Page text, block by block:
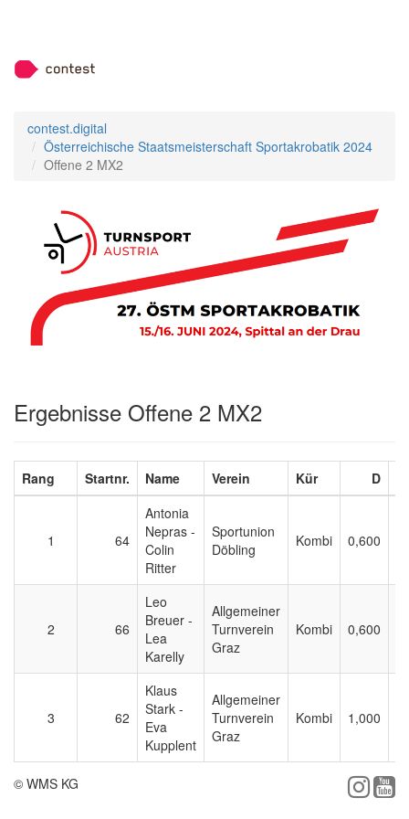
contest.digital
Österreichische Staatsmeisterschaft Sportakrobatik 2024
Offene 2 MX2
Ergebnisse Offene 2 MX2
Rang Startnr. Name Verein Kür D
1 64
Antonia
Nepras -
Colin
Ritter
Sportunion
Döbling
Kombi 0,600
2 66
Leo
Breuer -
Lea
Karelly
Allgemeiner
Turnverein
Graz
Kombi 0,600
3 62
Klaus
Stark -
Eva
Kupplent
Allgemeiner
Turnverein
Graz
Kombi 1,000
© WMS KG